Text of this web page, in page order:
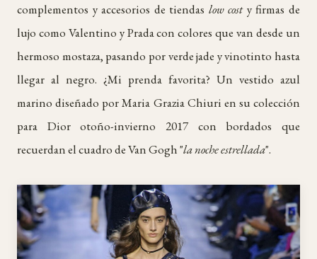
complementos y accesorios de tiendas low costy firmas de
lujo como Valentino y Prada con colores que van desde un
hermoso mostaza, pasando por verde jade y vinotinto hasta
llegar al negro. ¿Mi prenda favorita? Un vestido azul
marino diseñado por Maria Grazia Chiuri en su colección
para Dior otoño-invierno 2017 con bordados que
recuerdan el cuadro de Van Gogh "la noche estrellada".